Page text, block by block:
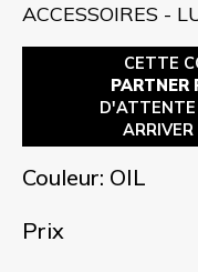
ACCESSOIRES -
CETTE
PARTNER
D'ATTENTE
Couleur: OIL
Prix